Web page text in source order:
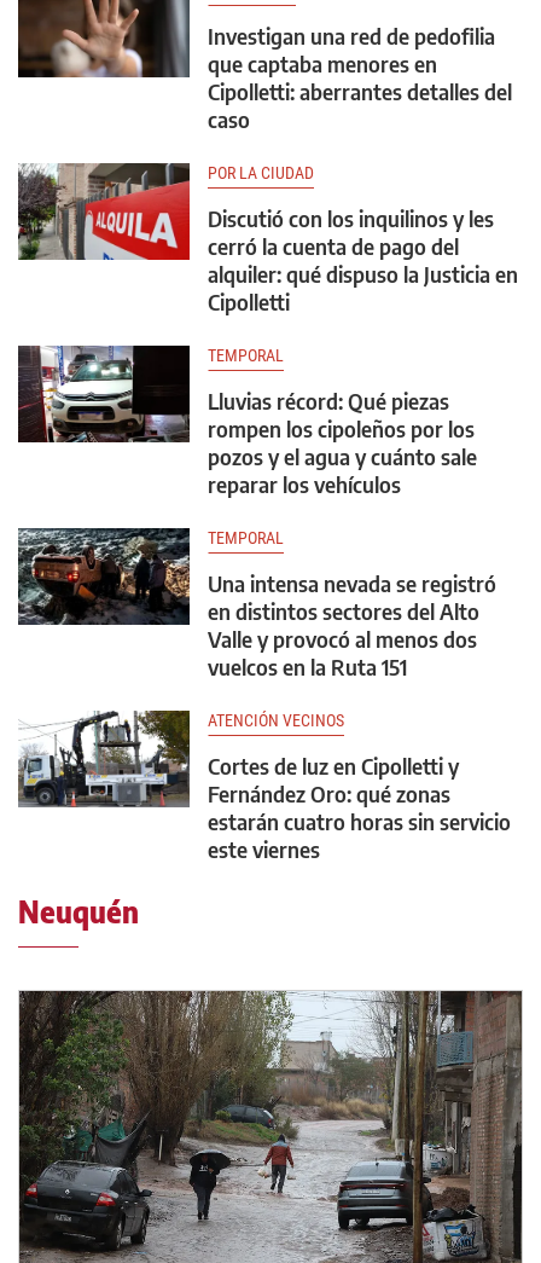
Investigan una red de pedofilia
que captaba menores en
Cipolletti: aberrantes detalles del
caso
POR LA CIUDAD
Discutió con los inquilinos y les
cerró la cuenta de pago del
alquiler: qué dispuso la Justicia en
Cipolletti
TEMPORAL
Lluvias récord: Qué piezas
rompen los cipoleños por los
pozos y el agua y cuánto sale
reparar los vehículos
TEMPORAL
Una intensa nevada se registró
en distintos sectores del Alto
Valle y provocó al menos dos
vuelcos en la Ruta 151
ATENCIÓN VECINOS
Cortes de luz en Cipolletti y
Fernández Oro: qué zonas
estarán cuatro horas sin servicio
este viernes
Neuquén